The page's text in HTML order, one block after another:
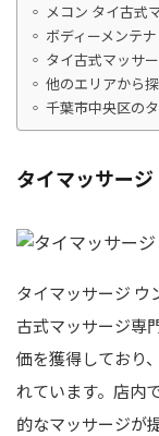
メコン タイ古式
ボディーメンテ
タイ古式マッサ
他のエリアから
千葉市中央区の
タイマッサージ
タイマッサージ ウ
古式マッサージ専
価を獲得しており
れています。店内
的なマッサージが